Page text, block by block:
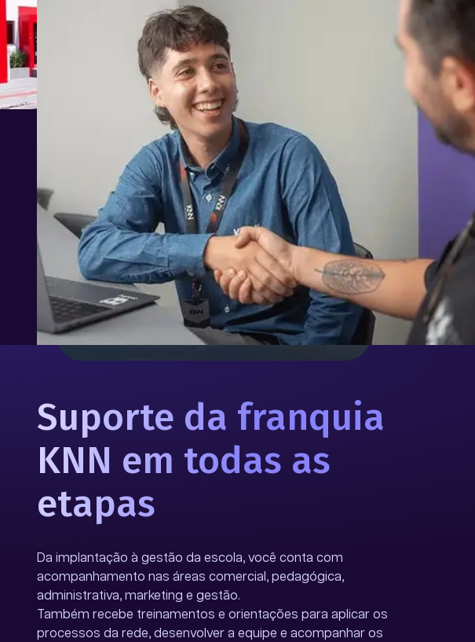
Suporte da franquia
KNN em todas as
etapas
Da implantação à gestão da escola, você conta com
acompanhamento nas áreas comercial, pedagógica,
administrativa, marketing e gestão.
Também recebe treinamentos e orientações para aplicar os
processos da rede, desenvolver a equipe e acompanhar os